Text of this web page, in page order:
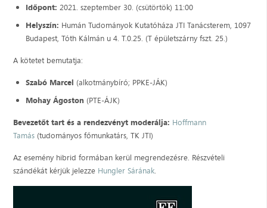
Időpont: 2021. szeptember 30. (csütörtök) 11:00
Helyszín: Humán Tudományok Kutatóháza JTI Tanácsterem, 1097
Budapest, Tóth Kálmán u 4. T.0.25. (T épületszárny fszt. 25.)
A kötetet bemutatja:
Szabó Marcel (alkotmánybíró; PPKE-JÁK)
Mohay Ágoston (PTE-ÁJK)
Bevezetőt tart és a rendezvényt moderálja: Hoffmann
Tamás (tudományos főmunkatárs, TK JTI)​
Az esemény hibrid formában kerül megrendezésre. Részvételi
szándékát kérjük jelezze Hungler Sárának